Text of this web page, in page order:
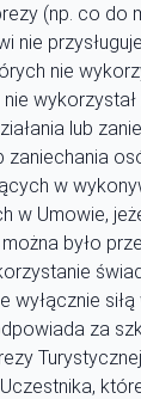
(np. co do
nie
nie
nie
lub
zaniechania
w
w Umowie,
było
wyłącznie siłą
za